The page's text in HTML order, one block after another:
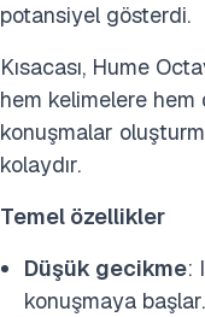
potansiyel gösterdi.
Kısacası, Hume
hem kelimelere hem
konuşmalar
kolaydır.
Temel özellikler
Düşük gecikme:
konuşmaya başlar.